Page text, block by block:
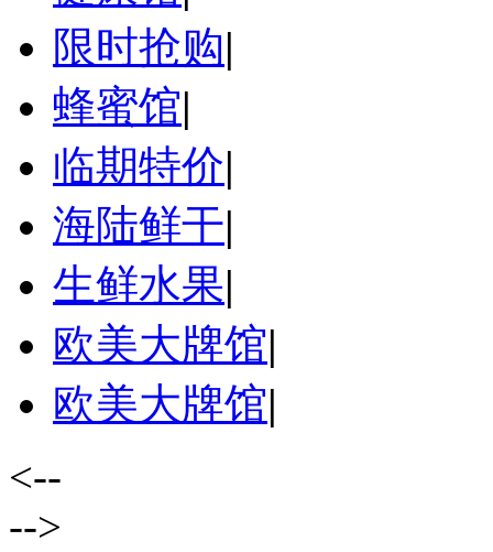
限时抢购|
蜂蜜馆|
临期特价|
海陆鲜干|
生鲜水果|
欧美大牌馆|
欧美大牌馆|
<--
-->